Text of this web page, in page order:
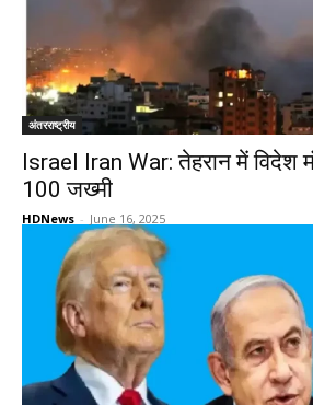
अंतरराष्ट्रीय
Israel Iran War: तेहरान में विदेश
100 जख्मी
HDNews - June 16, 2025